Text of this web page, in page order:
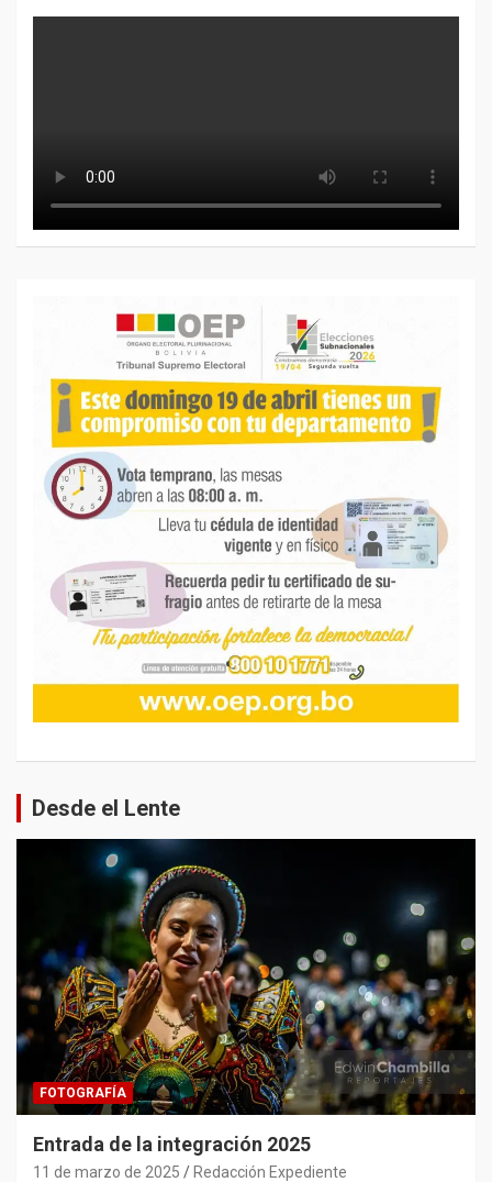
Desde el Lente
FOTOGRAFÍA
Entrada de la integración 2025
11 de marzo de 2025 Redacción Expediente